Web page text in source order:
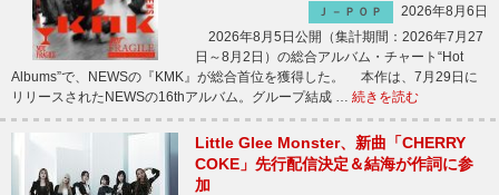
Ｊ－ＰＯＰ
2026年8月6日
2026年8月5日公開（集計期間：2026年7月27
日～8月2日）の総合アルバム・チャート“Hot
Albums”で、NEWSの『KMK』が総合首位を獲得した。 本作は、7月29日に
リリースされたNEWSの16thアルバム。グループ結成 … 続きを読む
Little Glee Monster、新曲「CHERRY
COKE」先行配信決定＆結海が作詞に参
加